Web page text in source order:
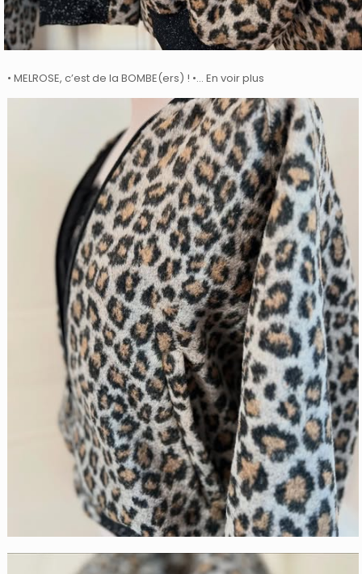
• MELROSE, c’est de la BOMBE(ers) ! •… En voir plus